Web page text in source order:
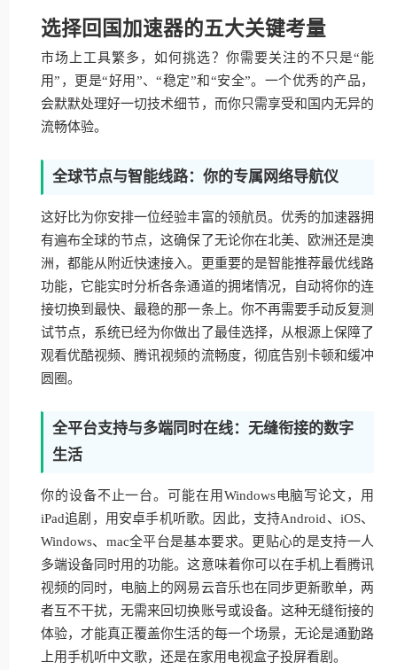
选择回国加速器的五大关键考量
市场上工具繁多，如何挑选？你需要关注的不只是“能
用”，更是“好用”、“稳定”和“安全”。一个优秀的产品，
会默默处理好一切技术细节，而你只需享受和国内无异的
流畅体验。
全球节点与智能线路：你的专属网络导航仪
这好比为你安排一位经验丰富的领航员。优秀的加速器拥
有遍布全球的节点，这确保了无论你在北美、欧洲还是澳
洲，都能从附近快速接入。更重要的是智能推荐最优线路
功能，它能实时分析各条通道的拥堵情况，自动将你的连
接切换到最快、最稳的那一条上。你不再需要手动反复测
试节点，系统已经为你做出了最佳选择，从根源上保障了
观看优酷视频、腾讯视频的流畅度，彻底告别卡顿和缓冲
圆圈。
全平台支持与多端同时在线：无缝衔接的数字
生活
你的设备不止一台。可能在用Windows电脑写论文，用
iPad追剧，用安卓手机听歌。因此，支持Android、iOS、
Windows、mac全平台是基本要求。更贴心的是支持一人
多端设备同时用的功能。这意味着你可以在手机上看腾讯
视频的同时，电脑上的网易云音乐也在同步更新歌单，两
者互不干扰，无需来回切换账号或设备。这种无缝衔接的
体验，才能真正覆盖你生活的每一个场景，无论是通勤路
上用手机听中文歌，还是在家用电视盒子投屏看剧。